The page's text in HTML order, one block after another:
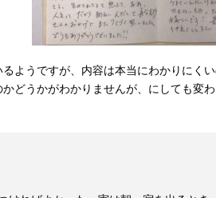
ようですが、内容は本当にわかりにく
どうかがわかりませんが、にしても変